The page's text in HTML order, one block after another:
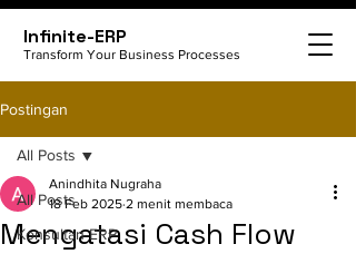
Infinite-ERP
Transform Your Business Processes
Postingan
All Posts
Konsultan ERP
All Posts
Mengatasi Cash Flow
Anindhita Nugraha
18 Feb 2025 2 menit membaca